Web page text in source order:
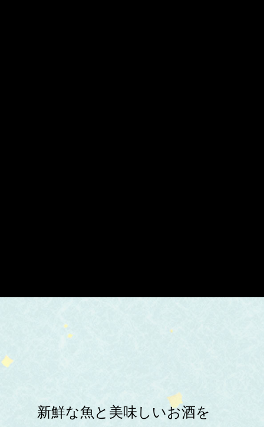
新鮮な魚と美味しいお酒を